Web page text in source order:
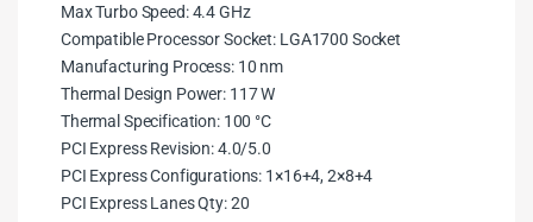
Max Turbo Speed: 4.4 GHz
Compatible Processor Socket: LGA1700 Socket
Manufacturing Process: 10 nm
Thermal Design Power: 117 W
Thermal Specification: 100 °C
PCI Express Revision: 4.0/5.0
PCI Express Configurations: 1×16+4, 2×8+4
PCI Express Lanes Qty: 20